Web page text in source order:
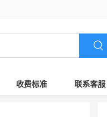
收费标准 联系客服